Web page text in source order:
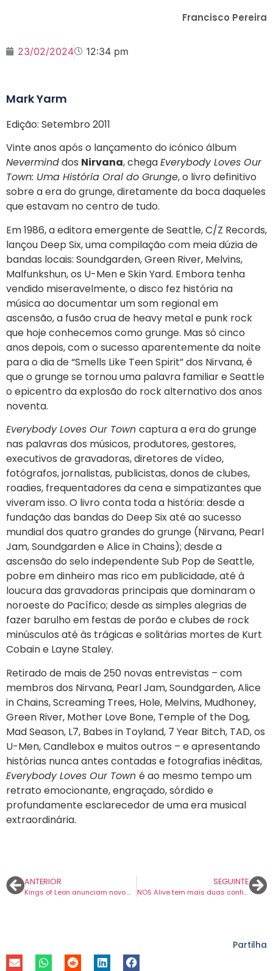
Francisco Pereira
23/02/2024 12:34 pm
Mark Yarm
Edição: Setembro 2011
Vinte anos após o lançamento do icónico álbum
Neverminddos Nirvana, chegaEverybody Loves Our
Town: Uma História Oral do Grunge, o livro definitivo
sobre a era do grunge, diretamente da boca daqueles
que estavam no centro de tudo.
Em 1986, a editora emergente de Seattle, C/Z Records,
lançou Deep Six, uma compilação com meia dúzia de
bandas locais: Soundgarden, Green River, Melvins,
Malfunkshun, os U-Men e Skin Yard. Embora tenha
vendido miseravelmente, o disco fez história na
música ao documentar um som regional em
ascensão, a fusão crua de heavy metal e punk rock
que hoje conhecemos como grunge. Mas só cinco
anos depois, com o sucesso aparentemente da noite
para o dia de “Smells Like Teen Spirit” dos Nirvana, é
que o grunge se tornou uma palavra familiar e Seattle
o epicentro da explosão do rock alternativo dos anos
noventa.
Everybody Loves Our Town captura a era do grunge
nas palavras dos músicos, produtores, gestores,
executivos de gravadoras, diretores de vídeo,
fotógrafos, jornalistas, publicistas, donos de clubes,
roadies, frequentadores da cena e simpatizantes que
viveram isso. O livro conta toda a história: desde a
fundação das bandas do Deep Six até ao sucesso
mundial dos quatro grandes do grunge (Nirvana, Pearl
Jam, Soundgarden e Alice in Chains); desde a
ascensão do selo independente Sub Pop de Seattle,
pobre em dinheiro mas rico em publicidade, até à
loucura das gravadoras principais que dominaram o
noroeste do Pacífico; desde as simples alegrias de
fazer barulho em festas de porão e clubes de rock
minúsculos até às trágicas e solitárias mortes de Kurt
Cobain e Layne Staley.
Retirado de mais de 250 novas entrevistas – com
membros dos Nirvana, Pearl Jam, Soundgarden, Alice
in Chains, Screaming Trees, Hole, Melvins, Mudhoney,
Green River, Mother Love Bone, Temple of the Dog,
Mad Season, L7, Babes in Toyland, 7 Year Bitch, TAD, os
U-Men, Candlebox e muitos outros – e apresentando
histórias nunca antes contadas e fotografias inéditas,
Everybody Loves Our Town é ao mesmo tempo um
retrato emocionante, engraçado, sórdido e
profundamente esclarecedor de uma era musical
extraordinária.
ANTERIOR
Kings of Leon anunciam novo disco. Chama-se ‘Can We Please Have Fun’ e chega em maio.
SEGUINTE
NOS Alive tem mais duas confirmações para o cartaz. Os Parcels são uma delas.
Partilha